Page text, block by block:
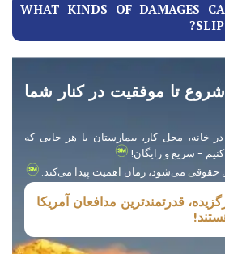
WHAT KINDS OF DAMAGES
تا موفقیت در کنار شما
خانه، محل کار، بیمارستان یا هر جایی که
- سریع و رایگان!
می‌شود، زمان اهمیت پیدا می‌کند.
قدرتمندترین مدافعان آمریکا